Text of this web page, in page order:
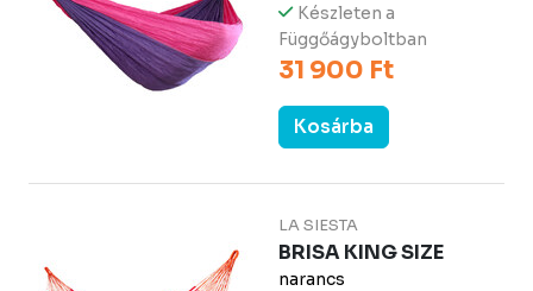
Készleten a
Függőágyboltban
31 900 Ft
Kosárba
LA SIESTA
BRISA KING SIZE
narancs